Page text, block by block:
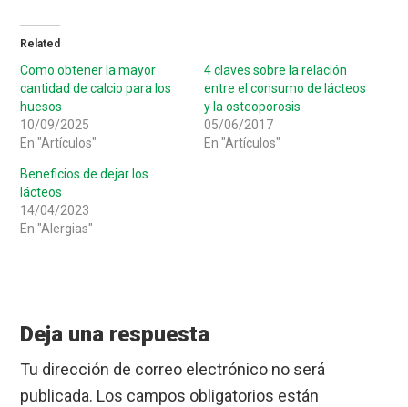
Related
Como obtener la mayor
cantidad de calcio para los
huesos
10/09/2025
En "Artículos"
4 claves sobre la relación
entre el consumo de lácteos
y la osteoporosis
05/06/2017
En "Artículos"
Beneficios de dejar los
lácteos
14/04/2023
En "Alergias"
Interactions
Deja una respuesta
Tu dirección de correo electrónico no será
publicada. Los campos obligatorios están